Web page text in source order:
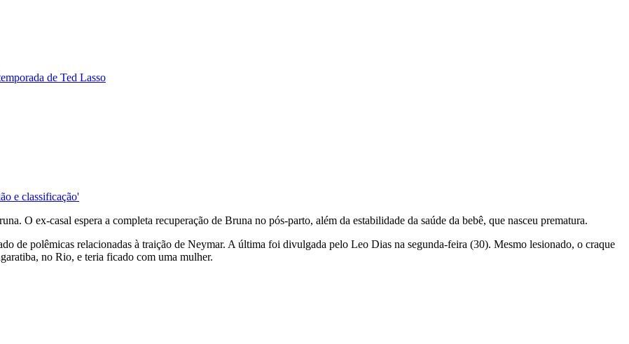
de Ted Lasso
e classificação'
O ex-casal espera a completa recuperação de Bruna no pós-parto, além da estabilidade da saúde da bebê, que nasceu prematura.
de polêmicas relacionadas à traição de Neymar. A última foi divulgada pelo Leo Dias na segunda-feira (30). Mesmo lesionado, o craque
no Rio, e teria ficado com uma mulher.